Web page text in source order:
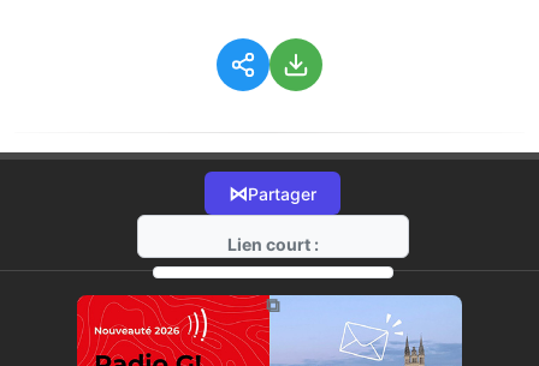
⋈Partager
Lien court :
https://radio-g.fr?19640
⧉